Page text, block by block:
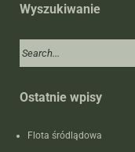
Wyszukiwanie
Ostatnie wpisy
Flota śródlądowa